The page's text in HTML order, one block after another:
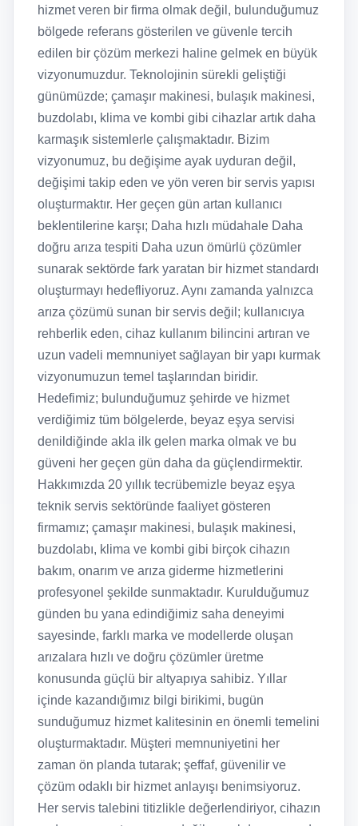
hizmet veren bir firma olmak değil, bulunduğumuz
bölgede referans gösterilen ve güvenle tercih
edilen bir çözüm merkezi haline gelmek en büyük
vizyonumuzdur. Teknolojinin sürekli geliştiği
günümüzde; çamaşır makinesi, bulaşık makinesi,
buzdolabı, klima ve kombi gibi cihazlar artık daha
karmaşık sistemlerle çalışmaktadır. Bizim
vizyonumuz, bu değişime ayak uyduran değil,
değişimi takip eden ve yön veren bir servis yapısı
oluşturmaktır. Her geçen gün artan kullanıcı
beklentilerine karşı; Daha hızlı müdahale Daha
doğru arıza tespiti Daha uzun ömürlü çözümler
sunarak sektörde fark yaratan bir hizmet standardı
oluşturmayı hedefliyoruz. Aynı zamanda yalnızca
arıza çözümü sunan bir servis değil; kullanıcıya
rehberlik eden, cihaz kullanım bilincini artıran ve
uzun vadeli memnuniyet sağlayan bir yapı kurmak
vizyonumuzun temel taşlarından biridir.
Hedefimiz; bulunduğumuz şehirde ve hizmet
verdiğimiz tüm bölgelerde, beyaz eşya servisi
denildiğinde akla ilk gelen marka olmak ve bu
güveni her geçen gün daha da güçlendirmektir.
Hakkımızda 20 yıllık tecrübemizle beyaz eşya
teknik servis sektöründe faaliyet gösteren
firmamız; çamaşır makinesi, bulaşık makinesi,
buzdolabı, klima ve kombi gibi birçok cihazın
bakım, onarım ve arıza giderme hizmetlerini
profesyonel şekilde sunmaktadır. Kurulduğumuz
günden bu yana edindiğimiz saha deneyimi
sayesinde, farklı marka ve modellerde oluşan
arızalara hızlı ve doğru çözümler üretme
konusunda güçlü bir altyapıya sahibiz. Yıllar
içinde kazandığımız bilgi birikimi, bugün
sunduğumuz hizmet kalitesinin en önemli temelini
oluşturmaktadır. Müşteri memnuniyetini her
zaman ön planda tutarak; şeffaf, güvenilir ve
çözüm odaklı bir hizmet anlayışı benimsiyoruz.
Her servis talebini titizlikle değerlendiriyor, cihazın